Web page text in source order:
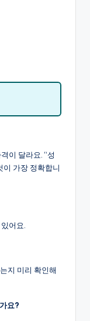
이 달라요. “성
이 가장 정확합니
어요.
지 미리 확인해
요?